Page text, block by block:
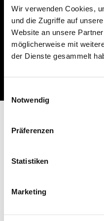
Wir verwenden Cookies,
und die Zugriffe auf
Website an unsere
möglicherweise mit
der Dienste gesammelt
Notwendig
Präferenzen
Statistiken
Marketing
ImpressumMissbrauch